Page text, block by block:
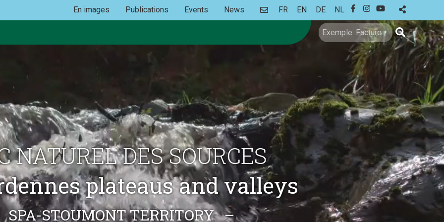
Search
En images Publications Events News CONTACT
FR EN DE NL
FACEBOOK
INSTAGRAM
YOUTUBE
NATUREL DES SOURCES
plateaus and valleys
STOUMONT TERRITORY –